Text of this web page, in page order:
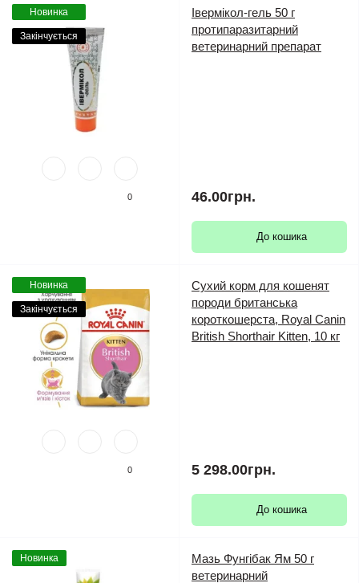
Новинка
Закінчується
0
Івермікол-гель 50 г
протипаразитарний
ветеринарний препарат
46.00грн.
До кошика
Новинка
Закінчується
0
Сухий корм для кошенят
породи британська
короткошерста, Royal Canin
British Shorthair Kitten, 10 кг
5 298.00грн.
До кошика
Новинка
Мазь Фунгібак Ям 50 г
ветеринарний